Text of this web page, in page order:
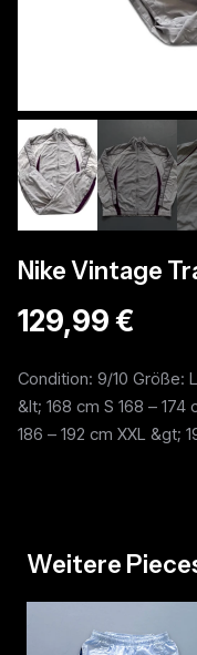
Nike Vintage
129,99 €
Condition: 9/10 Größe:
&lt; 168 cm S 168 – 174
186 – 192 cm XXL &gt;
Weitere